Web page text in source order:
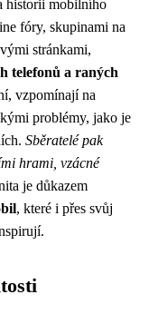
historii mobilního
fóry, skupinami na
stránkami,
telefonů a raných
vzpomínají na
problémy, jako je
Sběratelé pak
hrami, vzácné
je důkazem
, které i přes svůj